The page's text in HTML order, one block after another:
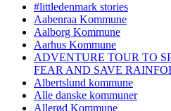
#littledenmark stories
Aabenraa Kommune
Aalborg Kommune
Aarhus Kommune
ADVENTURE TOUR TO
FEAR AND SAVE
Albertslund kommune
Alle danske kommuner
Allerød Kommune